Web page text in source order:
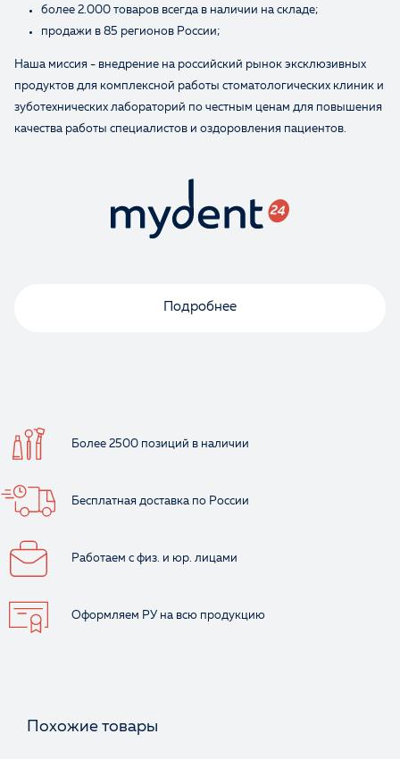
более 2.000 товаров всегда в наличии на складе;
продажи в 85 регионов России;
Наша миссия - внедрение на российский рынок эксклюзивных
продуктов для комплексной работы стоматологических клиник и
зуботехнических лабораторий по честным ценам для повышения
качества работы специалистов и оздоровления пациентов.
Подробнее
Более 2500 позиций в наличии
Бесплатная доставка по России
Работаем с физ. и юр. лицами
Оформляем РУ на всю продукцию
Похожие товары